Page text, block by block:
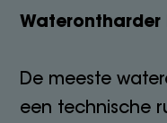
Waterontharder
De meeste
een technische